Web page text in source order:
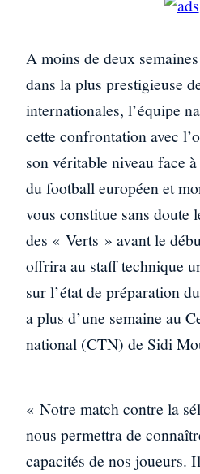
A moins de deux
dans la plus prestigieuse
internationales, l’équipe
cette confrontation avec
son véritable niveau face
du football européen et
vous constitue sans doute
des « Verts » avant le
offrira au staff technique
sur l’état de préparation
a plus d’une semaine au
national (CTN) de Sidi
« Notre match contre la
nous permettra de
capacités de nos joueurs.